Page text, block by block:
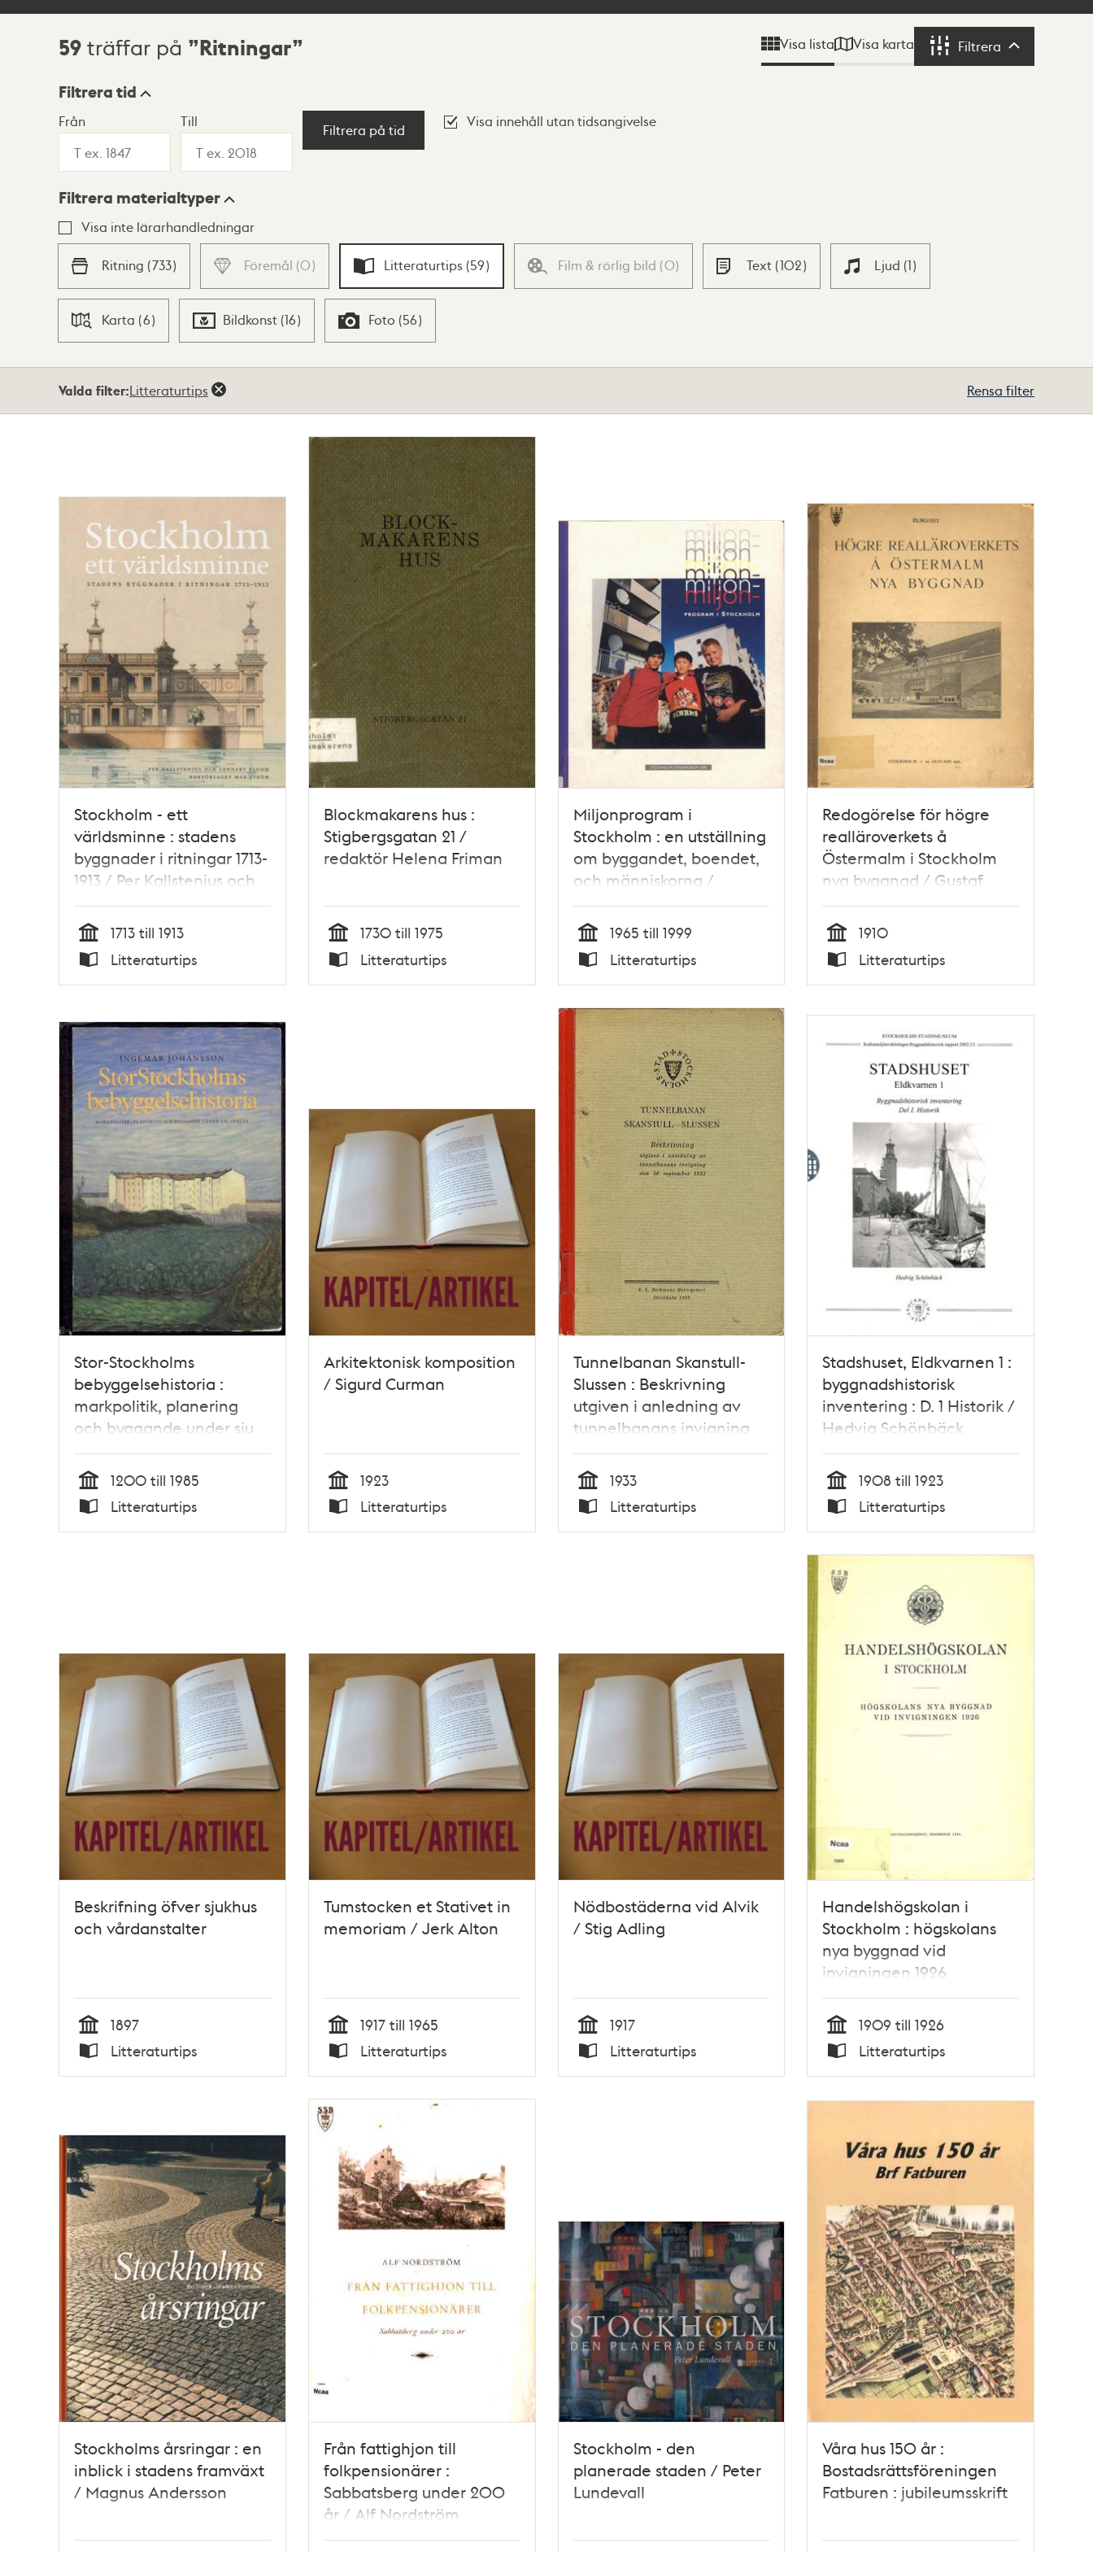
Sökresultat
59 träffar på Ritningar Visa lista Visa karta Filtrera Filtrera
Visningsläge
Lista Karta
Filtrera tid
Från Till
Filtrera på tid
Visa innehåll utan tidsangivelse
Filtrera materialtyper
Visa inte lärarhandledningar
Ritning (733) Föremål (0) Litteraturtips (59) Film & rörlig bild (0) Text (102) Ljud (1)
Karta (6) Bildkonst (16) Foto (56)
Valda filter:Litteraturtips Rensa filter
Stockholm - ett
världsminne : stadens
byggnader i ritningar 1713-
1913 / Per Kallstenius och
Lennart Ploom
Tid
1713 till 1913
Typ
Litteraturtips
Blockmakarens hus :
Stigbergsgatan 21 /
redaktör Helena Friman
Tid
1730 till 1975
Typ
Litteraturtips
Miljonprogram i
Stockholm : en utställning
om byggandet, boendet,
och människorna /
katalog: redaktör Ulrika
Sax
Tid
1965 till 1999
Typ
Litteraturtips
Redogörelse för högre
realläroverkets å
Östermalm i Stockholm
nya byggnad / Gustaf
Elmquist
Tid
1910
Typ
Litteraturtips
Stor-Stockholms
bebyggelsehistoria :
markpolitik, planering
och byggande under sju
sekler / Ingemar
Johansson
Tid
1200 till 1985
Typ
Litteraturtips
Arkitektonisk komposition
/ Sigurd Curman
Tid
1923
Typ
Litteraturtips
Tunnelbanan Skanstull-
Slussen : Beskrivning
utgiven i anledning av
tunnelbanans invigning
den 30 september 1933
Tid
1933
Typ
Litteraturtips
Stadshuset, Eldkvarnen 1 :
byggnadshistorisk
inventering : D. 1 Historik /
Hedvig Schönbäck
Tid
1908 till 1923
Typ
Litteraturtips
Beskrifning öfver sjukhus
och vårdanstalter
Tid
1897
Typ
Litteraturtips
Tumstocken et Stativet in
memoriam / Jerk Alton
Tid
1917 till 1965
Typ
Litteraturtips
Nödbostäderna vid Alvik
/ Stig Adling
Tid
1917
Typ
Litteraturtips
Handelshögskolan i
Stockholm : högskolans
nya byggnad vid
invigningen 1926
Tid
1909 till 1926
Typ
Litteraturtips
Stockholms årsringar : en
inblick i stadens framväxt
/ Magnus Andersson
Från fattighjon till
folkpensionärer :
Sabbatsberg under 200
år / Alf Nordström
Stockholm - den
planerade staden / Peter
Lundevall
Våra hus 150 år :
Bostadsrättsföreningen
Fatburen : jubileumsskrift